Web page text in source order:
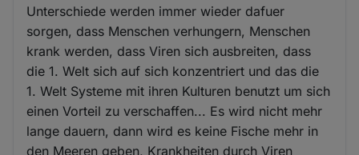
Unterschiede werden immer wieder dafuer
sorgen, dass Menschen verhungern, Menschen
krank werden, dass Viren sich ausbreiten, dass
die 1. Welt sich auf sich konzentriert und das die
1. Welt Systeme mit ihren Kulturen benutzt um sich
einen Vorteil zu verschaffen... Es wird nicht mehr
lange dauern, dann wird es keine Fische mehr in
den Meeren geben, Krankheiten durch Viren